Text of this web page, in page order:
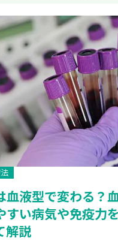
血液型で変わる？
すい病気や免疫力
解説